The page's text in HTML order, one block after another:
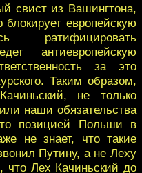
свист из Вашингтона,
европейскую
ратифицировать
антиевропейскую
за это
Таким образом,
не только
наши обязательства
позицией Польши в
не знает, что такие
Путину, а не Леху
что Лех Качиньский до